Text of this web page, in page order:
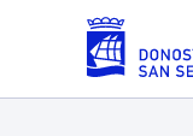
Eduki nagusira joan